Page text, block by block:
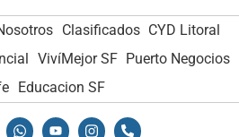
Clasificados CYD Litoral
VivíMejor SF Puerto Negocios
Educacion SF